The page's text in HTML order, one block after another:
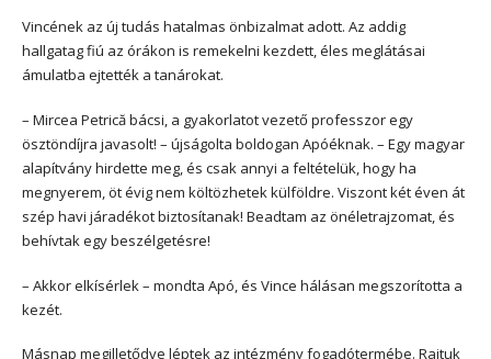
Vincének az új tudás hatalmas önbizalmat adott. Az addig
hallgatag fiú az órákon is remekelni kezdett, éles meglátásai
ámulatba ejtették a tanárokat.
– Mircea Petrică bácsi, a gyakorlatot vezető professzor egy
ösztöndíjra javasolt! – újságolta boldogan Apóéknak. – Egy magyar
alapítvány hirdette meg, és csak annyi a feltételük, hogy ha
megnyerem, öt évig nem költözhetek külföldre. Viszont két éven át
szép havi járadékot biztosítanak! Beadtam az önéletrajzomat, és
behívtak egy beszélgetésre!
– Akkor elkísérlek – mondta Apó, és Vince hálásan megszorította a
kezét.
Másnap megilletődve léptek az intézmény fogadótermébe. Rajtuk